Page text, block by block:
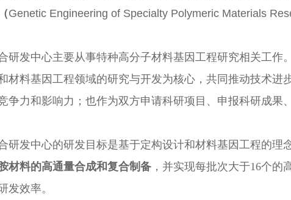
Genetic Engineering of Specialty Polymeric Materials
研发中心主要从事特种高分子材料基因工程研究相关工作
材料基因工程领域的研究与开发为核心，共同推动技术进
争力和影响力；也作为双方申请科研项目、申报科研成果
研发中心的研发目标是基于定构设计和材料基因工程的理
材料的高通量合成和复合制备 ，并实现每批次大于16个
发效率。